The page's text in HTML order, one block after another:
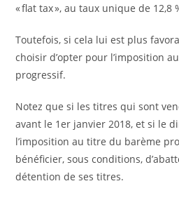
« flat tax », au taux unique de 12,8
Toutefois, si cela lui est plus
choisir d’opter pour l’imposition
progressif.
Notez que si les titres qui sont
avant le 1er janvier 2018, et si le
l’imposition au titre du barème
bénéficier, sous conditions,
détention de ses titres.